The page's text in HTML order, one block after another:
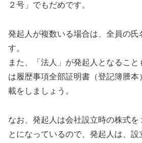
２号」でもだめです。
発起人が複数いる場合は、全員の氏
す。
また、「法人」が発起人となるこ
は履歴事項全部証明書（登記簿謄
載をしましょう。
なお、発起人は会社設立時の株式を
とになっているので、発起人は、設